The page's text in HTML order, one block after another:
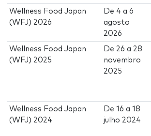
Wellness Food Japan
(WFJ) 2026
De 4 a6
agosto
2026
Wellness Food Japan
(WFJ) 2025
De 26 a 28
novembro
2025
Wellness Food Japan
(WFJ) 2024
De16 a18
julho 2024